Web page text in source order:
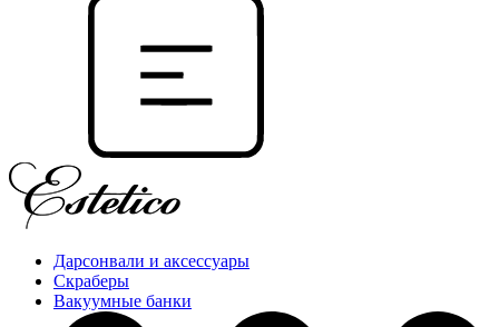
Дарсонвали и аксессуары
Скраберы
Вакуумные банки